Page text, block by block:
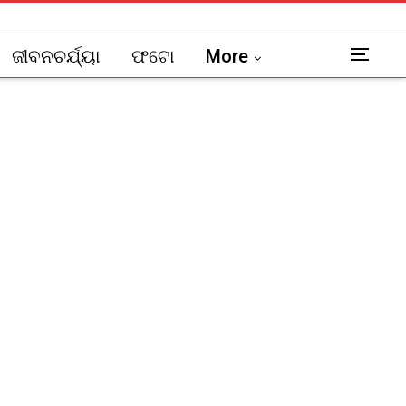
ଜୀବନଚର୍ଯ୍ୟା ଫଟୋ More